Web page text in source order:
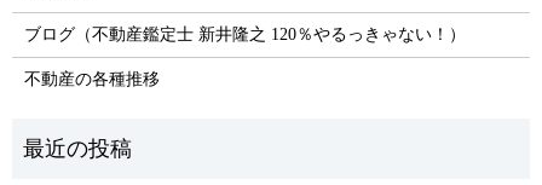
ブログ（不動産鑑定士 新井隆之 120％やるっきゃない！）
不動産の各種推移